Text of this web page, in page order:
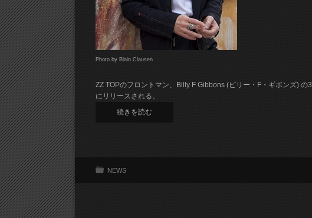
Photo by Blain Clausen
ZZ TOPのフロントマン、Billy F Gibbons (ビリー・F・ギボンズ)
にリリースされる。
続きを読む
NEWS